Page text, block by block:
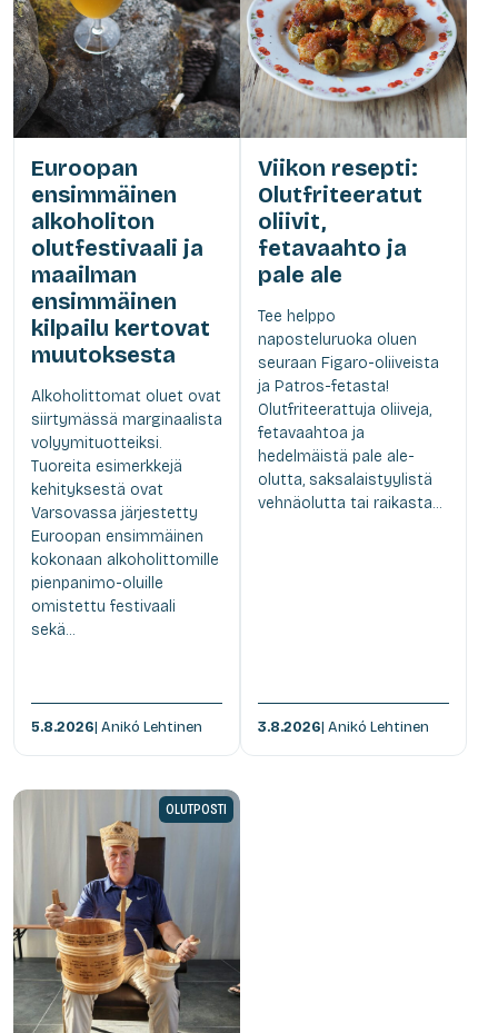
Euroopan
ensimmäinen
alkoholiton
olutfestivaali ja
maailman
ensimmäinen
kilpailu kertovat
muutoksesta
Alkoholittomat oluet ovat
siirtymässä marginaalista
volyymituotteiksi.
Tuoreita esimerkkejä
kehityksestä ovat
Varsovassa järjestetty
Euroopan ensimmäinen
kokonaan alkoholittomille
pienpanimo-oluille
omistettu festivaali
sekä...
5.8.2026| Anikó Lehtinen
Viikon resepti:
Olutfriteeratut
oliivit,
fetavaahto ja
pale ale
Tee helppo
naposteluruoka oluen
seuraan Figaro-oliiveista
ja Patros-fetasta!
Olutfriteerattuja oliiveja,
fetavaahtoa ja
hedelmäistä pale ale-
olutta, saksalaistyylistä
vehnäolutta tai raikasta...
3.8.2026| Anikó Lehtinen
OLUTPOSTI